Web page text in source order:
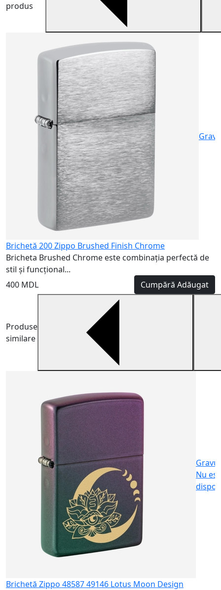
produs
Brichetă 200 Zippo Brushed Finish Chrome
Bricheta Brushed Chrome este combinația perfectă de
stil și funcțional...
400 MDL
Cumpără Adăugat
Produse
similare
Nu
Brichetă Zippo 48587 49146 Lotus Moon Design